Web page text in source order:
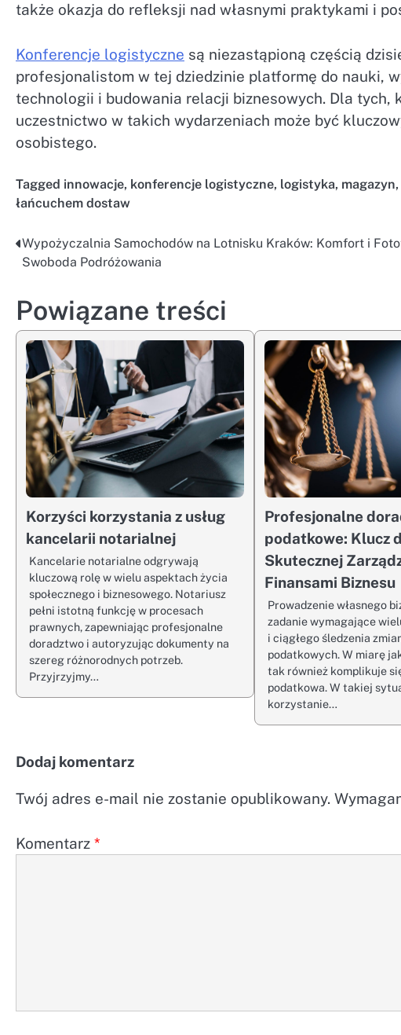
także okazja do refleksji nad własnymi praktykami i
Konferencje logistyczne są niezastąpioną częścią
profesjonalistom w tej dziedzinie platformę do nauki,
technologii i budowania relacji biznesowych. Dla
uczestnictwo w takich wydarzeniach może być
osobistego.
Tagged innowacje, konferencje logistyczne, logistyka, magazyn,
łańcuchem dostaw
Nawigacja
Wypożyczalnia Samochodów na Lotnisku Kraków: Komfort i
Swoboda Podróżowania
Powiązane treści
Korzyści korzystania z usług
kancelarii notarialnej
Kancelarie notarialne odgrywają
kluczową rolę w wielu aspektach życia
społecznego i biznesowego. Notariusz
pełni istotną funkcję w procesach
prawnych, zapewniając profesjonalne
doradztwo i autoryzując dokumenty na
szereg różnorodnych potrzeb.
Przyjrzyjmy…
Profesjonalne
podatkowe: Klucz
Skutecznej
Finansami Biznesu
Prowadzenie własnego
zadanie wymagające
i ciągłego śledzenia
podatkowych. W miarę
tak również komplikuje
podatkowa. W takiej
korzystanie…
Dodaj komentarz
Twój adres e-mail nie zostanie opublikowany.
Komentarz *